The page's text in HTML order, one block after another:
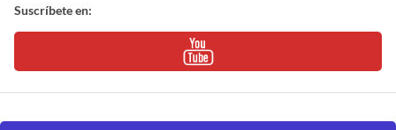
Suscríbete en: